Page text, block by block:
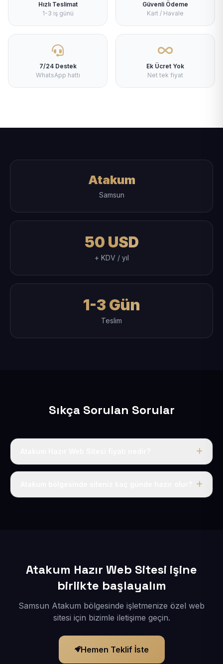
Hızlı Teslimat
1-3 iş günü
Güvenli Ödeme
Kart / Havale
7/24 Destek
WhatsApp hattı
Ek Ücret Yok
Net tek fiyat
Atakum
Samsun
50 USD
+ KDV / yıl
1-3 Gün
Teslim
Sıkça Sorulan Sorular
Tek fiyat uygulanır: yıllık 50 USD + KDV. Bu bedele alan
Atakum Hazır Web Sitesi işine
birlikte başlayalım
Samsun Atakum bölgesinde işletmenize özel web
sitesi için bizimle iletişime geçin.
Hemen Teklif İste